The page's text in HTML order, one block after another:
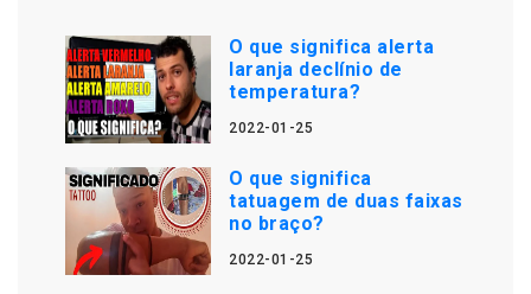
O que significa alerta
laranja declínio de
temperatura?
2022-01-25
O que significa
tatuagem de duas faixas
no braço?
2022-01-25